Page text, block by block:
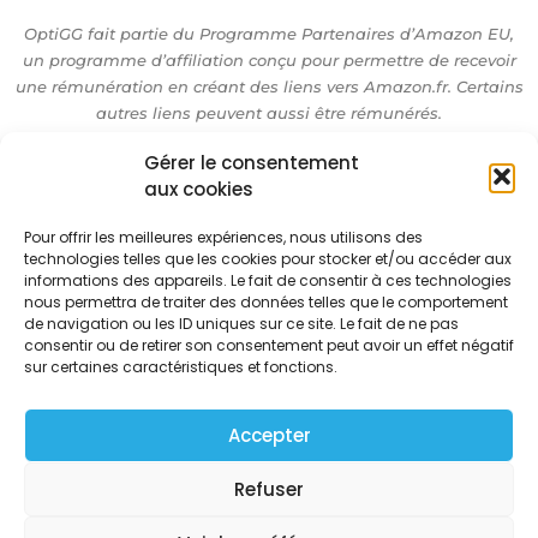
Gérer le consentement
aux cookies
Pour offrir les meilleures expériences, nous utilisons des
technologies telles que les cookies pour stocker et/ou accéder aux
informations des appareils. Le fait de consentir à ces technologies
nous permettra de traiter des données telles que le comportement
de navigation ou les ID uniques sur ce site. Le fait de ne pas
consentir ou de retirer son consentement peut avoir un effet négatif
sur certaines caractéristiques et fonctions.
Accepter
Refuser
a
g
m
o
k
u
b
OptiGG fait partie du Programme Partenaires d’Amazon EU,
un programme d’affiliation conçu pour permettre de recevoir
une rémunération en créant des liens vers Amazon.fr. Certains
autres liens peuvent aussi être rémunérés.
Accueil
Réalisations
Conseils PC
Formulaire PC
FAQ
Contact
Copyright © 2026 | Powered by OptiGG.fr
Conditions Générales de Ventes
Mentions Légales